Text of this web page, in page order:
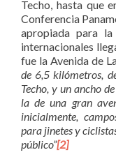
Techo, hasta que
Conferencia
apropiada para
internacionales
fue la Avenida de
de 6,5 kilómetros,
Techo, y un ancho
la de una gran
inicialmente,
para jinetes y
público”[2]